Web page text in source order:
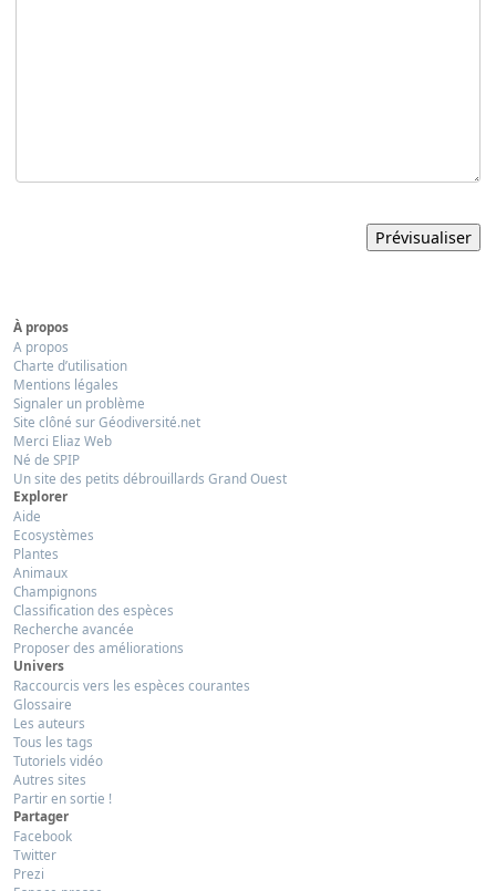
À propos
A propos
Charte d’utilisation
Mentions légales
Signaler un problème
Site clôné sur Géodiversité.net
Merci Eliaz Web
Né de SPIP
Un site des petits débrouillards Grand Ouest
Explorer
Aide
Ecosystèmes
Plantes
Animaux
Champignons
Classification des espèces
Recherche avancée
Proposer des améliorations
Univers
Raccourcis vers les espèces courantes
Glossaire
Les auteurs
Tous les tags
Tutoriels vidéo
Autres sites
Partir en sortie !
Partager
Facebook
Twitter
Prezi